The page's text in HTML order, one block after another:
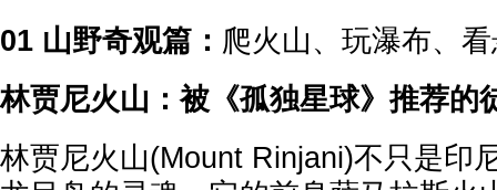
01 山野奇观篇： 爬火山、玩瀑布、
林贾尼火山：被《孤独星球》推荐的
林贾尼火山(Mount Rinjani)不只是印